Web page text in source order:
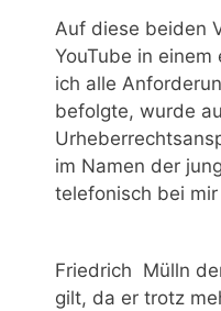
Auf diese beiden
YouTube in
ich alle
befolgte, wurde
im Namen der
telefonisch bei
Friedrich Mülln
gilt, da er trotz